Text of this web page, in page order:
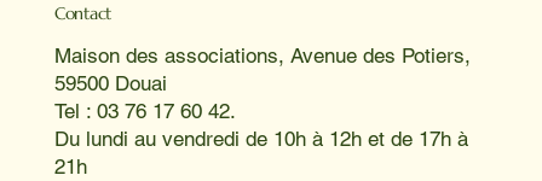
Contact
Maison des associations, Avenue des Potiers,
59500 Douai
Tel : 03 76 17 60 42.
Du lundi au vendredi de 10h à 12h et de 17h à
21h